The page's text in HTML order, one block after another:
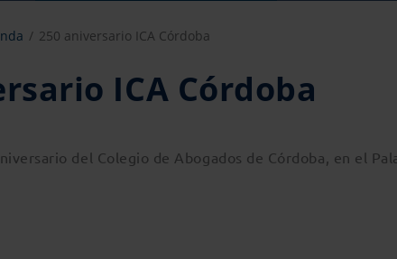
250 aniversario ICA Córdoba
ICA Córdoba
del Colegio de Abogados de Córdoba, en el